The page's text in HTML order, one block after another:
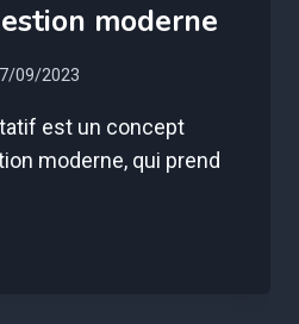
moderne
09/2023
est un concept
moderne, qui prend